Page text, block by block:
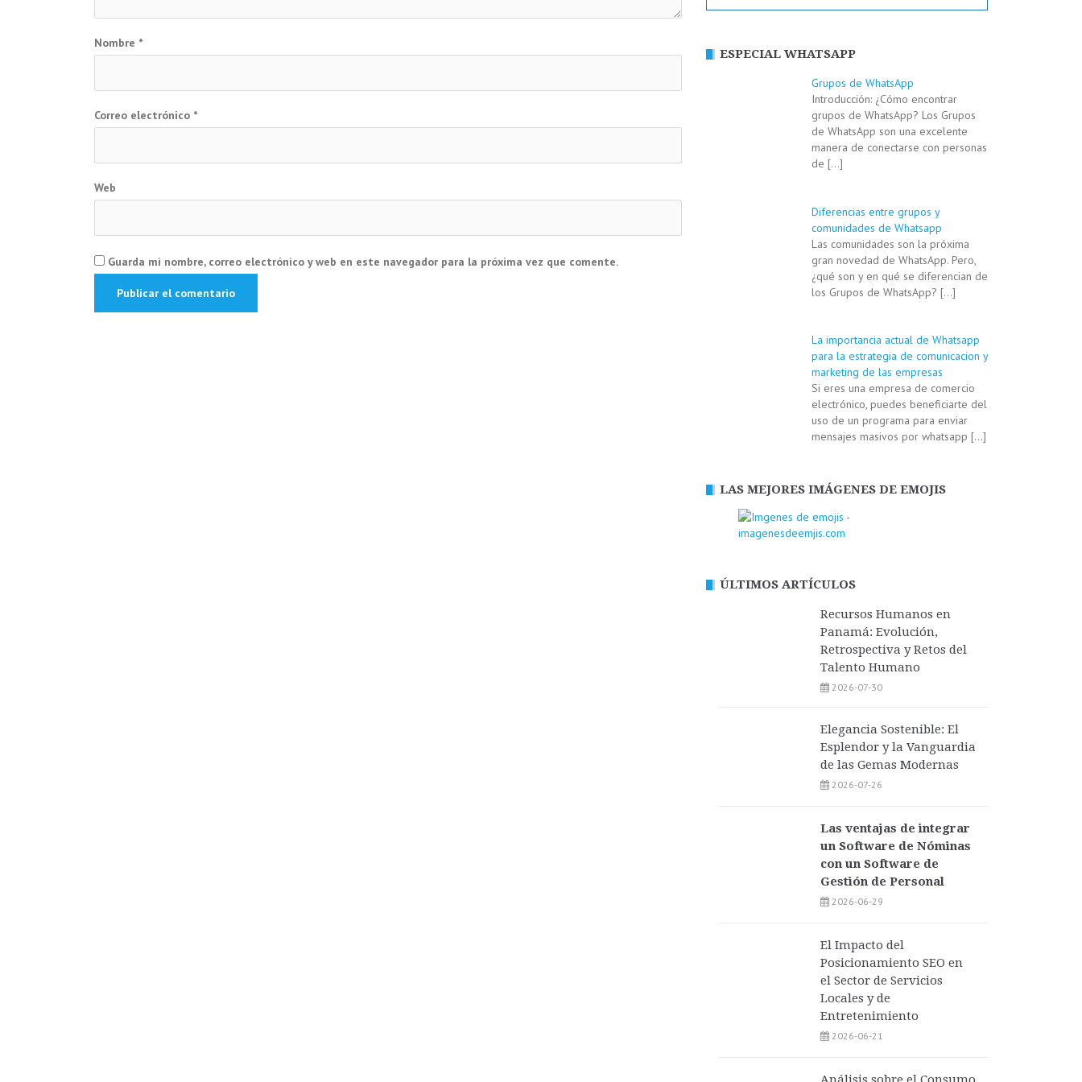
Nombre *
Correo electrónico *
Web
Guarda mi nombre, correo electrónico y web en este navegador para la próxima vez que comente.
ESPECIAL WHATSAPP
Grupos de WhatsApp
Introducción: ¿Cómo encontrar
grupos de WhatsApp? Los Grupos
de WhatsApp son una excelente
manera de conectarse con personas
de […]
Diferencias entre grupos y
comunidades de Whatsapp
Las comunidades son la próxima
gran novedad de WhatsApp. Pero,
¿qué son y en qué se diferencian de
los Grupos de WhatsApp? […]
La importancia actual de Whatsapp
para la estrategia de comunicacion y
marketing de las empresas
Si eres una empresa de comercio
electrónico, puedes beneficiarte del
uso de un programa para enviar
mensajes masivos por whatsapp […]
LAS MEJORES IMÁGENES DE EMOJIS
ÚLTIMOS ARTÍCULOS
Recursos Humanos en
Panamá: Evolución,
Retrospectiva y Retos del
Talento Humano
2026-07-30
Elegancia Sostenible: El
Esplendor y la Vanguardia
de las Gemas Modernas
2026-07-26
Las ventajas de integrar
un Software de Nóminas
con un Software de
Gestión de Personal
2026-06-29
El Impacto del
Posicionamiento SEO en
el Sector de Servicios
Locales y de
Entretenimiento
2026-06-21